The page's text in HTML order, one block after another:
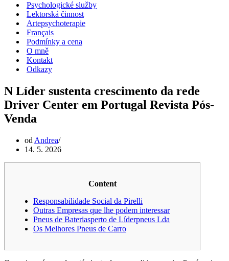
Psychologické služby
Lektorská činnost
Artepsychoterapie
Français
Podmínky a cena
O mně
Kontakt
Odkazy
N Líder sustenta crescimento da rede
Driver Center em Portugal Revista Pós-
Venda
od Andrea
14. 5. 2026
Content
Responsabilidade Social da Pirelli
Outras Empresas que lhe podem interessar
Pneus de Bateriasperto de Líderpneus Lda
Os Melhores Pneus de Carro